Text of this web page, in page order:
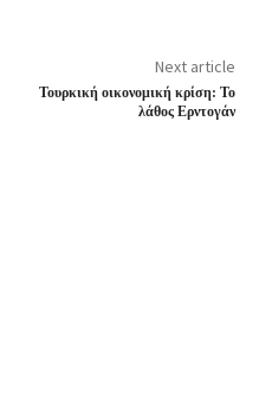
Next article
Τουρκική οικονομική κρίση: Το
λάθος Ερντογάν